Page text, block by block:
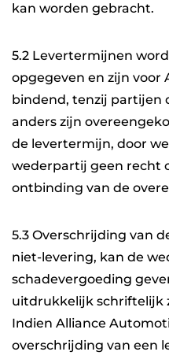
kan worden gebracht.
5.2 Levertermijnen
opgegeven en zijn voor
bindend, tenzij
anders zijn
de levertermijn, door
wederpartij geen recht
ontbinding van de
5.3 Overschrijding van
niet-levering, kan de
schadevergoeding
uitdrukkelijk schriftelijk
Indien Alliance
overschrijding van een